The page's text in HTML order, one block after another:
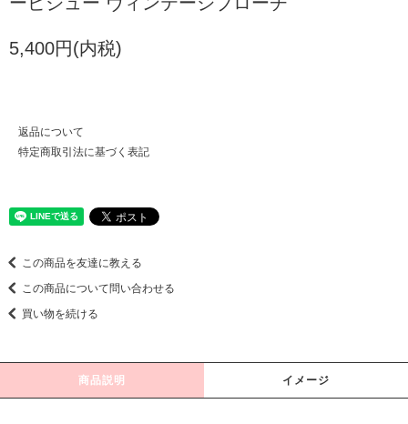
5,400円(内税)
返品について
特定商取引法に基づく表記
この商品を友達に教える
この商品について問い合わせる
買い物を続ける
商品説明 イメージ